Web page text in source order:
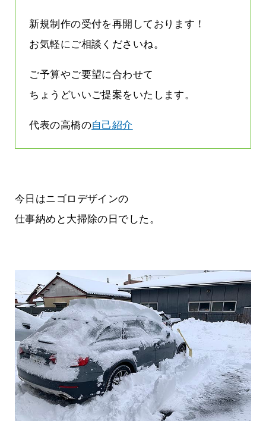
新規制作の受付を再開しております！
お気軽にご相談くださいね。
ご予算やご要望に合わせて
ちょうどいいご提案をいたします。
代表の高橋の自己紹介
今日はニゴロデザインの
仕事納めと大掃除の日でした。